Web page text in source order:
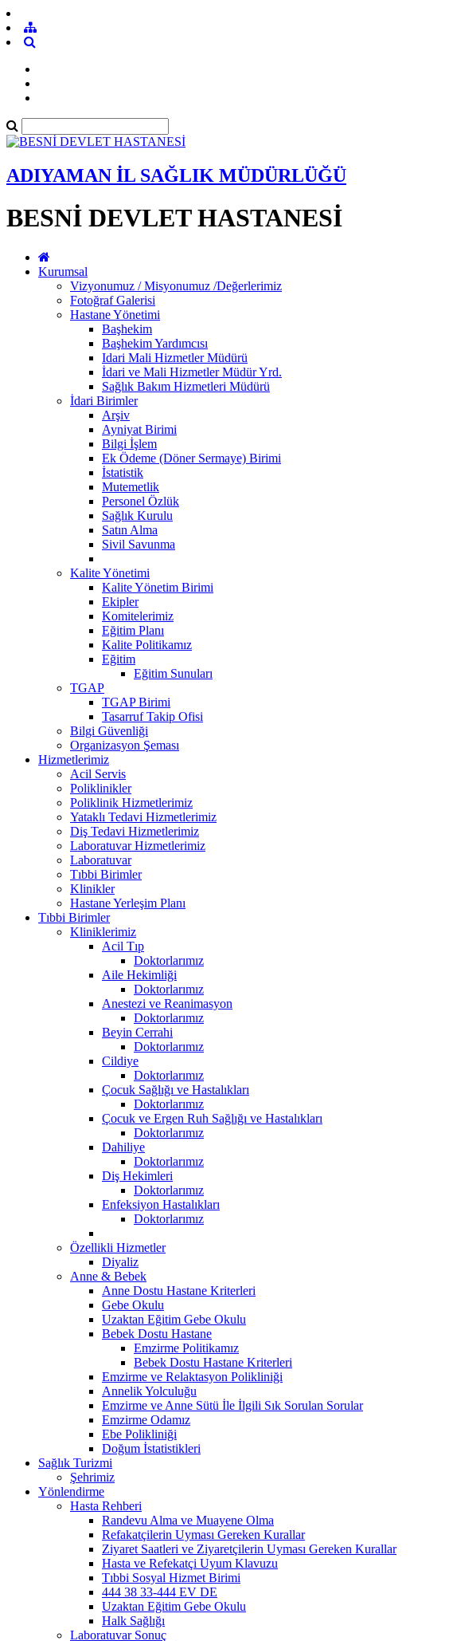
ADIYAMAN İL SAĞLIK MÜDÜRLÜĞÜ
BESNİ DEVLET HASTANESİ
Kurumsal
Vizyonumuz / Misyonumuz /Değerlerimiz
Fotoğraf Galerisi
Hastane Yönetimi
Başhekim
Başhekim Yardımcısı
Idari Mali Hizmetler Müdürü
İdari ve Mali Hizmetler Müdür Yrd.
Sağlık Bakım Hizmetleri Müdürü
İdari Birimler
Arşiv
Ayniyat Birimi
Bilgi İşlem
Ek Ödeme (Döner Sermaye) Birimi
İstatistik
Mutemetlik
Personel Özlük
Sağlık Kurulu
Satın Alma
Sivil Savunma
Kalite Yönetimi
Kalite Yönetim Birimi
Ekipler
Komitelerimiz
Eğitim Planı
Kalite Politikamız
Eğitim
Eğitim Sunuları
TGAP
TGAP Birimi
Tasarruf Takip Ofisi
Bilgi Güvenliği
Organizasyon Şeması
Hizmetlerimiz
Acil Servis
Poliklinikler
Poliklinik Hizmetlerimiz
Yataklı Tedavi Hizmetlerimiz
Diş Tedavi Hizmetlerimiz
Laboratuvar Hizmetlerimiz
Laboratuvar
Tıbbi Birimler
Klinikler
Hastane Yerleşim Planı
Tıbbi Birimler
Kliniklerimiz
Acil Tıp
Doktorlarımız
Aile Hekimliği
Doktorlarımız
Anestezi ve Reanimasyon
Doktorlarımız
Beyin Cerrahi
Doktorlarımız
Cildiye
Doktorlarımız
Çocuk Sağlığı ve Hastalıkları
Doktorlarımız
Çocuk ve Ergen Ruh Sağlığı ve Hastalıkları
Doktorlarımız
Dahiliye
Doktorlarımız
Diş Hekimleri
Doktorlarımız
Enfeksiyon Hastalıkları
Doktorlarımız
Özellikli Hizmetler
Diyaliz
Anne & Bebek
Anne Dostu Hastane Kriterleri
Gebe Okulu
Uzaktan Eğitim Gebe Okulu
Bebek Dostu Hastane
Emzirme Politikamız
Bebek Dostu Hastane Kriterleri
Emzirme ve Relaktasyon Polikliniği
Annelik Yolculuğu
Emzirme ve Anne Sütü İle İlgili Sık Sorulan Sorular
Emzirme Odamız
Ebe Polikliniği
Doğum İstatistikleri
Sağlık Turizmi
Şehrimiz
Yönlendirme
Hasta Rehberi
Randevu Alma ve Muayene Olma
Refakatçilerin Uyması Gereken Kurallar
Ziyaret Saatleri ve Ziyaretçilerin Uyması Gereken Kurallar
Hasta ve Refekatçi Uyum Klavuzu
Tıbbi Sosyal Hizmet Birimi
444 38 33-444 EV DE
Uzaktan Eğitim Gebe Okulu
Halk Sağlığı
Laboratuvar Sonuç